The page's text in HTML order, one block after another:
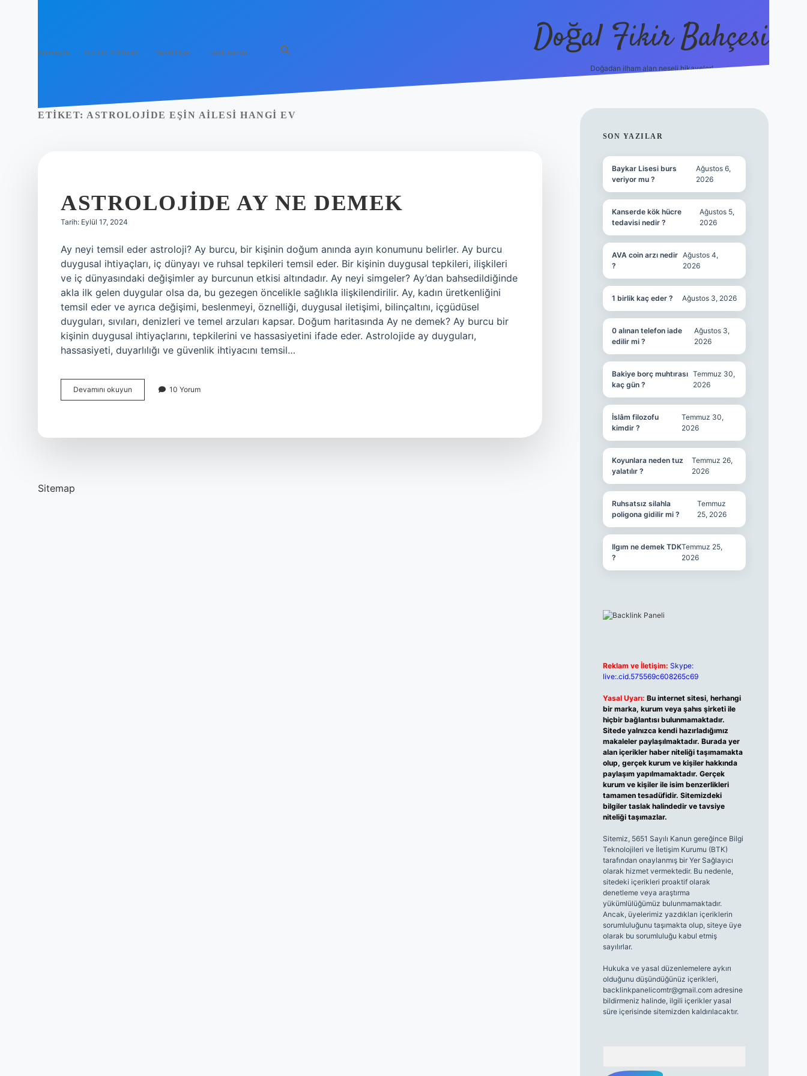
Anasayfa Gizlilik Politikası Yasal Uyarı Hakkımızda Doğal Fikir Bahçesi
Doğadan ilham alan neşeli hikayeler!
ETIKET: ASTROLOJIDE EŞIN AILESI HANGI EV
ASTROLOJIDE AY NE DEMEK
Tarih: Eylül 17, 2024
Ay neyi temsil eder astroloji? Ay burcu, bir kişinin doğum anında ayın konumunu belirler. Ay burcu
duygusal ihtiyaçları, iç dünyayı ve ruhsal tepkileri temsil eder. Bir kişinin duygusal tepkileri, ilişkileri
ve iç dünyasındaki değişimler ay burcunun etkisi altındadır. Ay neyi simgeler? Ay’dan bahsedildiğinde
akla ilk gelen duygular olsa da, bu gezegen öncelikle sağlıkla ilişkilendirilir. Ay, kadın üretkenliğini
temsil eder ve ayrıca değişimi, beslenmeyi, öznelliği, duygusal iletişimi, bilinçaltını, içgüdüsel
duyguları, sıvıları, denizleri ve temel arzuları kapsar. Doğum haritasında Ay ne demek? Ay burcu bir
kişinin duygusal ihtiyaçlarını, tepkilerini ve hassasiyetini ifade eder. Astrolojide ay duyguları,
hassasiyeti, duyarlılığı ve güvenlik ihtiyacını temsil…
Devamını okuyun Astrolojide
Ay
10 Yorum
Sitemap
SIDEBAR
SON YAZILAR
Baykar Lisesi burs
veriyor mu ?
Ağustos 6,
2026
Kanserde kök hücre
tedavisi nedir ?
Ağustos 5,
2026
AVA coin arzı nedir
?
Ağustos 4,
2026
1 birlik kaç eder ? Ağustos 3, 2026
0 alınan telefon iade
edilir mi ?
Ağustos 3,
2026
Bakiye borç muhtırası
kaç gün ?
Temmuz 30,
2026
İslâm filozofu
kimdir ?
Temmuz 30,
2026
Koyunlara neden tuz
yalatılır ?
Temmuz 26,
2026
Ruhsatsız silahla
poligona gidilir mi ?
Temmuz
25, 2026
Ilgım ne demek TDK
?
Temmuz 25,
2026
Reklam ve İletişim: Skype:
live:.cid.575569c608265c69
Yasal Uyarı: Bu internet sitesi, herhangi
bir marka, kurum veya şahıs şirketi ile
hiçbir bağlantısı bulunmamaktadır.
Sitede yalnızca kendi hazırladığımız
makaleler paylaşılmaktadır. Burada yer
alan içerikler haber niteliği taşımamakta
olup, gerçek kurum ve kişiler hakkında
paylaşım yapılmamaktadır. Gerçek
kurum ve kişiler ile isim benzerlikleri
tamamen tesadüfidir. Sitemizdeki
bilgiler taslak halindedir ve tavsiye
niteliği taşımazlar.
Sitemiz, 5651 Sayılı Kanun gereğince Bilgi
Teknolojileri ve İletişim Kurumu (BTK)
tarafından onaylanmış bir Yer Sağlayıcı
olarak hizmet vermektedir. Bu nedenle,
sitedeki içerikleri proaktif olarak
denetleme veya araştırma
yükümlülüğümüz bulunmamaktadır.
Ancak, üyelerimiz yazdıkları içeriklerin
sorumluluğunu taşımakta olup, siteye üye
olarak bu sorumluluğu kabul etmiş
sayılırlar.
Hukuka ve yasal düzenlemelere aykırı
olduğunu düşündüğünüz içerikleri,
backlinkpanelicomtr@gmail.comadresine
bildirmeniz halinde, ilgili içerikler yasal
süre içerisinde sitemizden kaldırılacaktır.